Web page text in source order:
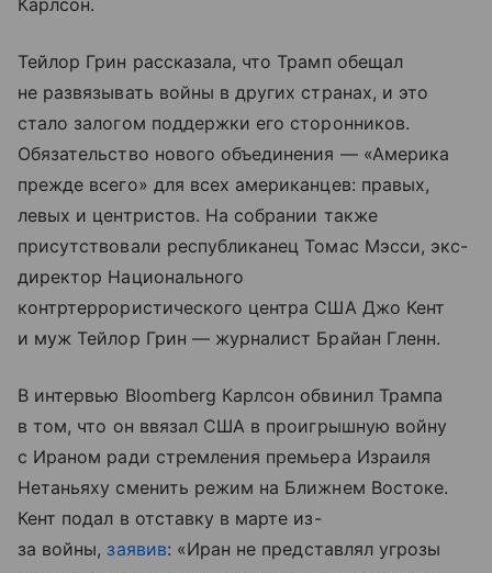
Карлсон.
Тейлор Грин рассказала, что Трамп обещал
не развязывать войны в других странах, и это
стало залогом поддержки его сторонников.
Обязательство нового объединения — «Америка
прежде всего» для всех американцев: правых,
левых и центристов. На собрании также
присутствовали республиканец Томас Мэсси, экс-
директор Национального
контртеррористического центра США Джо Кент
и муж Тейлор Грин — журналист Брайан Гленн.
В интервью Bloomberg Карлсон обвинил Трампа
в том, что он ввязал США в проигрышную войну
с Ираном ради стремления премьера Израиля
Нетаньяху сменить режим на Ближнем Востоке.
Кент подал в отставку в марте из-
за войны, заявив: «Иран не представлял угрозы